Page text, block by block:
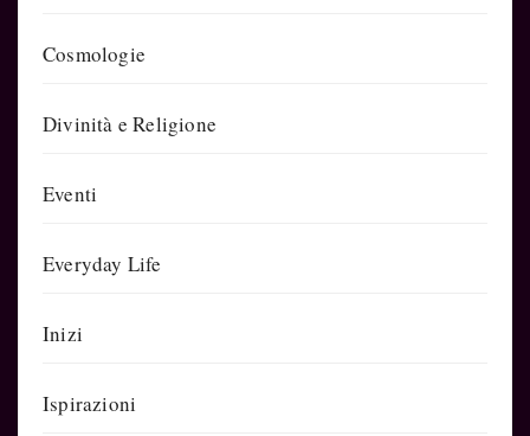
Cosmologie
Divinità e Religione
Eventi
Everyday Life
Inizi
Ispirazioni